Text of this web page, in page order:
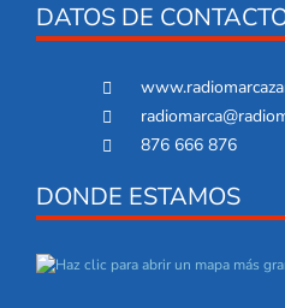
DATOS DE
876 666 876
DONDE ESTAMOS